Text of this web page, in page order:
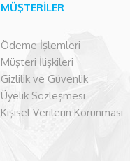
MÜŞTERİLER
Ödeme İşlemleri
Müşteri İlişkileri
Gizlilik ve Güvenlik
Üyelik Sözleşmesi
Kişisel Verilerin Korunması